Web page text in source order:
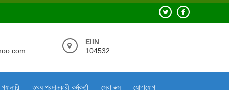
EIIN
104532
গ্যালারি তথ্য প্রদানকারী কর্মকর্তা সেবা বক্স যোগাযোগ